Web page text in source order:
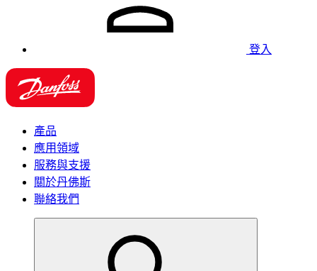
登入
產品
應用領域
服務與支援
關於丹佛斯
聯絡我們